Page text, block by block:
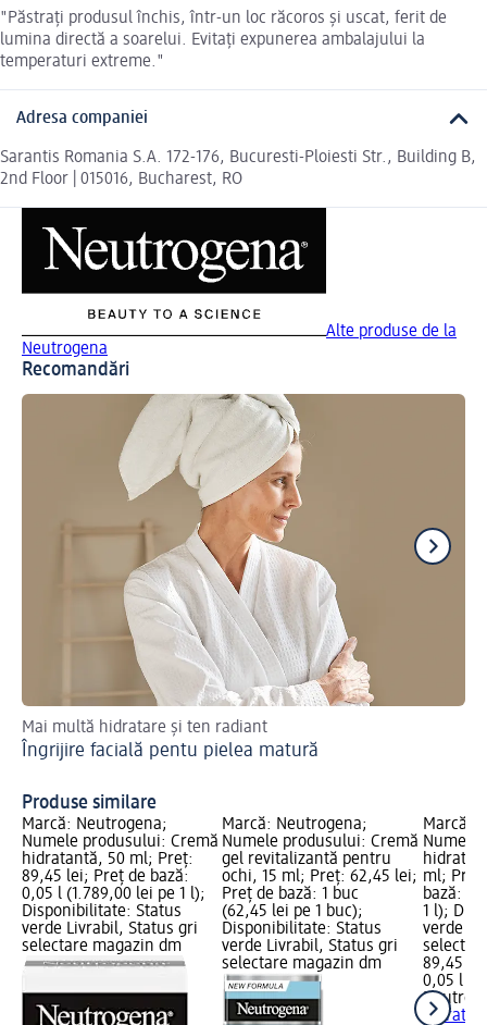
"Păstrați produsul închis, într-un loc răcoros și uscat, ferit de
lumina directă a soarelui. Evitați expunerea ambalajului la
temperaturi extreme."
Adresa companiei
Sarantis Romania S.A. 172-176, Bucuresti-Ploiesti Str., Building B,
2nd Floor | 015016, Bucharest, RO
Alte produse de la
Neutrogena
Recomandări
Mai multă hidratare și ten radiant
Îngrijire facială pentu pielea matură
Produse similare
Marcă: Neutrogena;
Numele produsului: Cremă
hidratantă, 50 ml; Preț:
89,45 lei; Preț de bază:
0,05 l (1.789,00 lei pe 1 l);
Disponibilitate: Status
verde Livrabil, Status gri
selectare magazin dm
Marcă: Neutrogena;
Numele produsului: Cremă
gel revitalizantă pentru
ochi, 15 ml; Preț: 62,45 lei;
Preț de bază: 1 buc
(62,45 lei pe 1 buc);
Disponibilitate: Status
verde Livrabil, Status gri
selectare magazin dm
Marcă:
Numele
ml;
bază:
1 l);
verde
89,45 lei
0,05 l